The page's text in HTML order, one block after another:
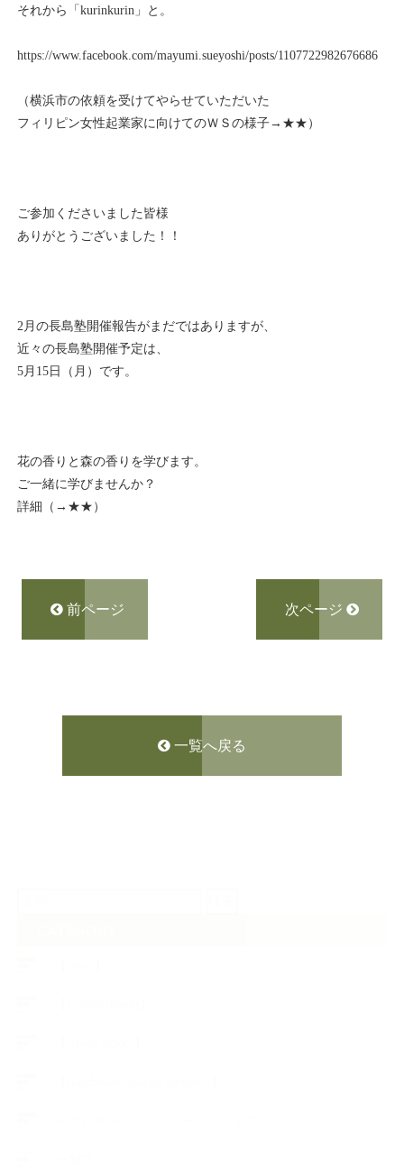
それから「kurinkurin」と。
https://www.facebook.com/mayumi.sueyoshi/posts/1107722982676686
（横浜市の依頼を受けてやらせていただいた
フィリピン女性起業家に向けてのＷＳの様子→ ★★ ）
ご参加くださいました皆様
ありがとうございました！！
2月の長島塾開催報告がまだではありますが、
近々の長島塾開催予定は、
5月15日（月）です。
花の香りと森の香りを学びます。
ご一緒に学びませんか？
詳細（→ ★★ ）
前ページ 次ページ
一覧へ戻る